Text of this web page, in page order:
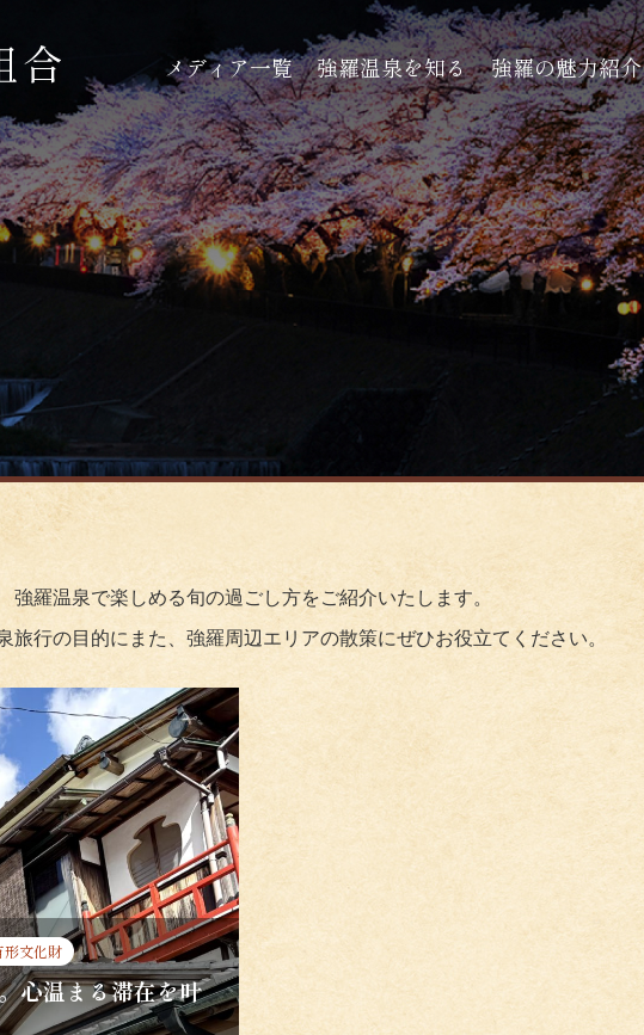
メディア一覧 強羅温泉を知る 強羅の魅力紹介
強羅温泉で楽しめる旬の過ごし方をご紹介いたします。
旅行の目的にまた、強羅周辺エリアの散策にぜひお役立てください。
文化財
心温まる滞在を叶